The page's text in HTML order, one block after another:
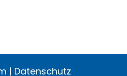
| Datenschutz